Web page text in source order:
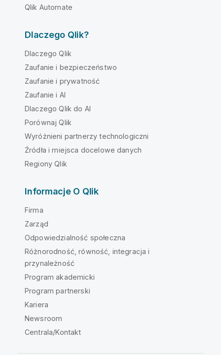
Qlik Automate
Dlaczego Qlik?
Dlaczego Qlik
Zaufanie i bezpieczeństwo
Zaufanie i prywatność
Zaufanie i AI
Dlaczego Qlik do AI
Porównaj Qlik
Wyróżnieni partnerzy technologiczni
Źródła i miejsca docelowe danych
Regiony Qlik
Informacje O Qlik
Firma
Zarząd
Odpowiedzialność społeczna
Różnorodność, równość, integracja i
przynależność
Program akademicki
Program partnerski
Kariera
Newsroom
Centrala/Kontakt